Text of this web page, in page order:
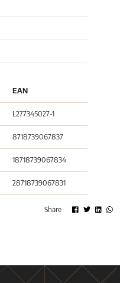
EAN
L277345027-1
8718739067837
18718739067834
28718739067831
Share